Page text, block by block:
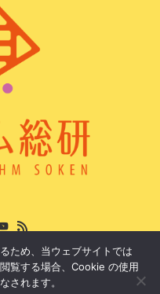
商取引法に基づく表記
お問い合わせ
ため、当ウェブサイトでは
覧する場合、Cookie の使用
されます。